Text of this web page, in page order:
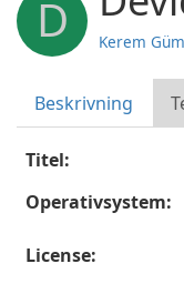
D Kerem
Beskrivning
Titel:
Operativsystem:
License: